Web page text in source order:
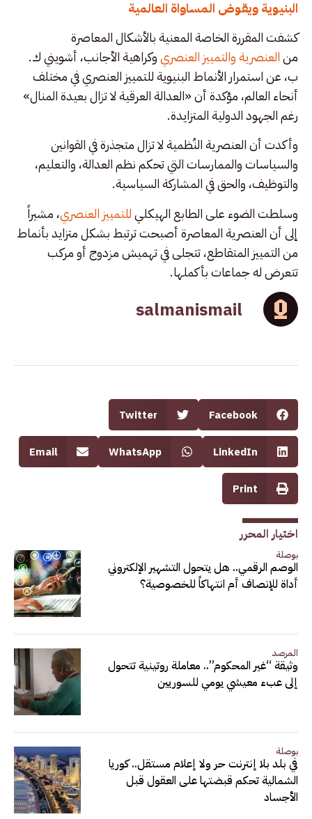
البنيوية ويقوض المساواة العالمية
كشفت المقررة الخاصة المعنية بالأشكال المعاصرة
منالعنصرية والتمييز العنصريوكراهية الأجانب، أشويني ك.
ب، عن استمرار الأنماط البنيوية للتمييز العنصري في مختلف
أنحاء العالم، مؤكدة أن «العدالة العرقية لا تزال بعيدة المنال»
رغم الجهود الدولية المتزايدة.
وأكدت أن العنصرية النُظمية لا تزال متجذرة في القوانين
والسياسات والممارسات التي تحكم نظم العدالة، والتعليم،
والتوظيف، والحق في المشاركة السياسية.
وسلطت الضوء على الطابع الهيكليللتمييز العنصري، مشيراً
إلى أن العنصرية المعاصرة أصبحت ترتبط بشكل متزايد بأنماط
من التمييز المتقاطع، تتجلى في تهميش مزدوج أو مركب
تتعرض له جماعات بأكملها.
salmanismail
Facebook
Twitter
LinkedIn
WhatsApp
Email
Print
اختيار المحرر
بوصلة
الوصم الرقمي.. هل يتحول التشهير الإلكتروني
أداة للإنصاف أم انتهاكاً للخصوصية؟
المرصد
وثيقة “غير المحكوم”.. معاملة روتينية تتحول
إلى عبء معيشي يومي للسوريين
بوصلة
في بلد بلا إنترنت حر ولا إعلام مستقل.. كوريا
الشمالية تحكم قبضتها على العقول قبل
الأجساد